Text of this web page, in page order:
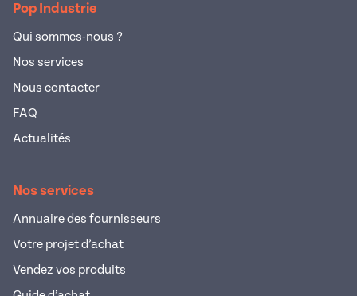
Pop Industrie
Qui sommes-nous ?
Nos services
Nous contacter
FAQ
Actualités
Nos services
Annuaire des fournisseurs
Votre projet d’achat
Vendez vos produits